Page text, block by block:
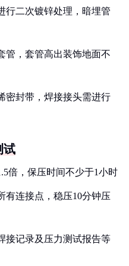
行二次镀锌处理，暗埋管
管，套管高出装饰地面不
密封带，焊接接头需进行
试
倍，保压时间不少于1小时
有连接点，稳压10分钟压
接记录及压力测试报告等